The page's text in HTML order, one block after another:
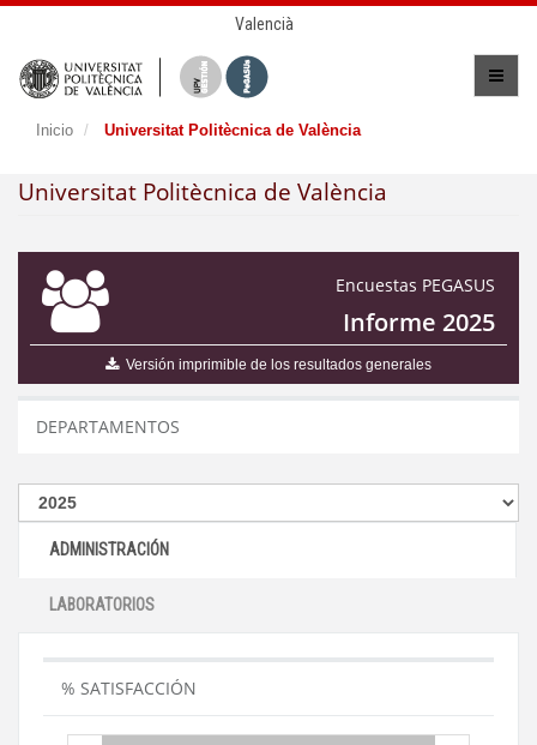
Valencià
Inicio Universitat Politècnica de València
Universitat Politècnica de València
Encuestas PEGASUS
Informe 2025
Versión imprimible de los resultados generales
DEPARTAMENTOS
ADMINISTRACIÓN
LABORATORIOS
% SATISFACCIÓN